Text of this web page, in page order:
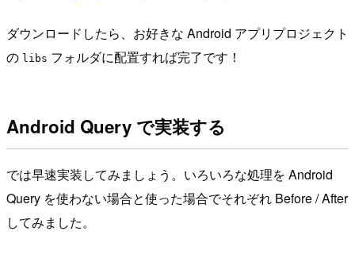
ダウンロードしたら、お好きな Android アプリプロジェクト
の libs フォルダに配置すれば完了です！
Android Query で実装する
では早速実装してみましょう。いろいろな処理を Android
Query を使わない場合と使った場合でそれぞれ Before / After
してみました。